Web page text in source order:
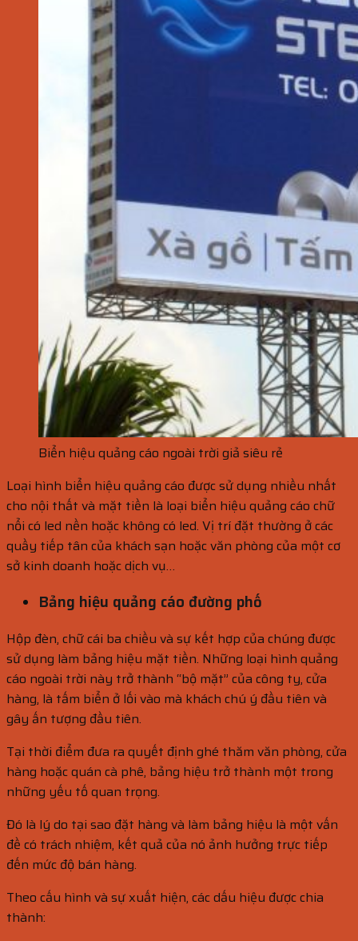
Biển hiệu quảng cáo ngoài trời giả siêu rẻ
Loại hình biển hiệu quảng cáo được sử dụng nhiều nhất
cho nội thất và mặt tiền là loại biển hiệu quảng cáo chữ
nổi có led nền hoặc không có led. Vị trí đặt thường ở các
quầy tiếp tân của khách sạn hoặc văn phòng của một cơ
sở kinh doanh hoặc dịch vụ…
Bảng hiệu quảng cáo đường phố
Hộp đèn, chữ cái ba chiều và sự kết hợp của chúng được
sử dụng làm bảng hiệu mặt tiền. Những loại hình quảng
cáo ngoài trời này trở thành “bộ mặt” của công ty, cửa
hàng, là tấm biển ở lối vào mà khách chú ý đầu tiên và
gây ấn tượng đầu tiên.
Tại thời điểm đưa ra quyết định ghé thăm văn phòng, cửa
hàng hoặc quán cà phê, bảng hiệu trở thành một trong
những yếu tố quan trọng.
Đó là lý do tại sao đặt hàng và làm bảng hiệu là một vấn
đề có trách nhiệm, kết quả của nó ảnh hưởng trực tiếp
đến mức độ bán hàng.
Theo cấu hình và sự xuất hiện, các dấu hiệu được chia
thành: